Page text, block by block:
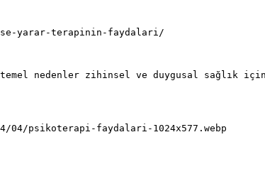
yarar-terapinin-faydalari/
nedenler zihinsel ve duygusal sağlık için
psikoterapi-faydalari-1024x577.webp